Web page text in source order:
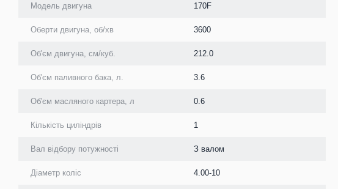
Модель двигуна 170F
Оберти двигуна, об/хв 3600
Об'єм двигуна, см/куб. 212.0
Об'єм паливного бака, л. 3.6
Об'єм масляного картера, л 0.6
Кількість циліндрів 1
Вал відбору потужності З валом
Діаметр коліс 4.00-10